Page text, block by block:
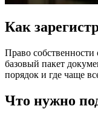
Как
Право
базовый пакет
порядок и где чаще
Что нужно